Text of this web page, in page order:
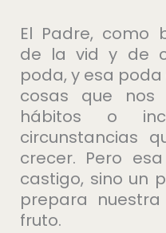
El Padre, como
de la vid y de
poda, y esa
cosas que nos
hábitos o
circunstancias
crecer. Pero
castigo, sino un
prepara
fruto.